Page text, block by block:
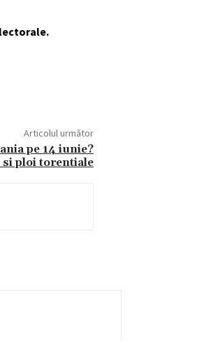
Articolul următor
pe 14 iunie?
si ploi torentiale